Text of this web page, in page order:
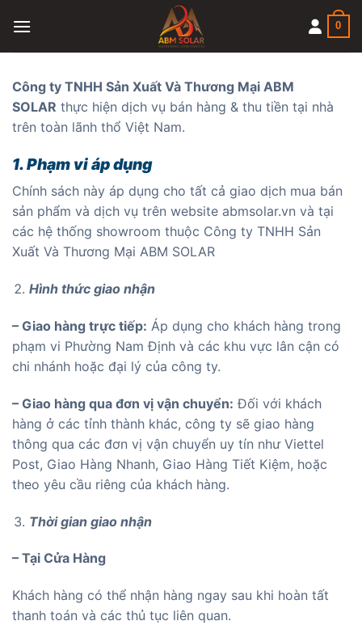
content
0
Công ty TNHH Sản Xuất Và Thương Mại ABM
SOLAR thực hiện dịch vụ bán hàng & thu tiền tại nhà
trên toàn lãnh thổ Việt Nam.
1. Phạm vi áp dụng
Chính sách này áp dụng cho tất cả giao dịch mua bán
sản phẩm và dịch vụ trên website abmsolar.vn và tại
các hệ thống showroom thuộc Công ty TNHH Sản
Xuất Và Thương Mại ABM SOLAR
Hình thức giao nhận
– Giao hàng trực tiếp: Áp dụng cho khách hàng trong
phạm vi Phường Nam Định và các khu vực lân cận có
chi nhánh hoặc đại lý của công ty.
– Giao hàng qua đơn vị vận chuyển: Đối với khách
hàng ở các tỉnh thành khác, công ty sẽ giao hàng
thông qua các đơn vị vận chuyển uy tín như Viettel
Post, Giao Hàng Nhanh, Giao Hàng Tiết Kiệm, hoặc
theo yêu cầu riêng của khách hàng.
Thời gian giao nhận
– Tại Cửa Hàng
Khách hàng có thể nhận hàng ngay sau khi hoàn tất
thanh toán và các thủ tục liên quan.